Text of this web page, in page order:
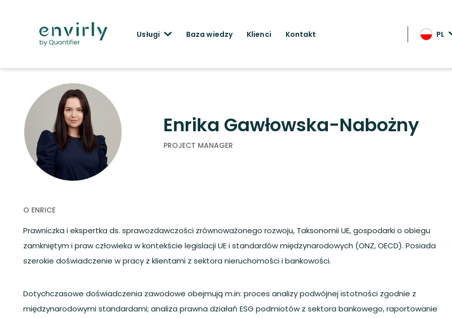
Enrika Gawłowska-Nabożny
PROJECT MANAGER
O ENRICE
Prawniczka i ekspertka ds. sprawozdawczości zrównoważonego rozwoju, Taksonomii UE, gospodarki o obiegu
zamkniętym i praw człowieka w kontekście legislacji UE i standardów międzynarodowych (ONZ, OECD). Posiada
szerokie doświadczenie w pracy z klientami z sektora nieruchomości i bankowości.
Dotychczasowe doświadczenia zawodowe obejmują m.in: proces analizy podwójnej istotności zgodnie z
międzynarodowymi standardami; analiza prawna działań ESG podmiotów z sektora bankowego, raportowanie
Usługi Baza wiedzy Klienci Kontakt PL